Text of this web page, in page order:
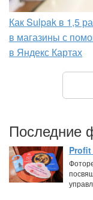
Как Sulpak в 1,5
в магазины с
в Яндекс Картах
Последние